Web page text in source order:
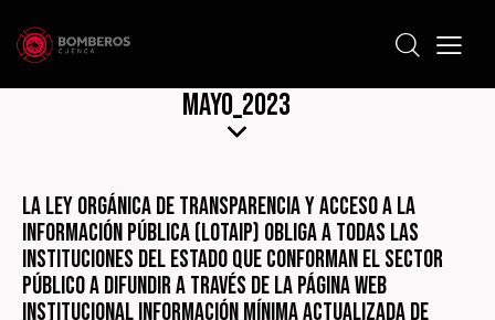
Mayo_2023
La Ley Orgánica de Transparencia y Acceso a la
Información Pública (LOTAIP) obliga a todas las
instituciones del Estado que conforman el sector
público a difundir a través de la página web
institucional información mínima actualizada de